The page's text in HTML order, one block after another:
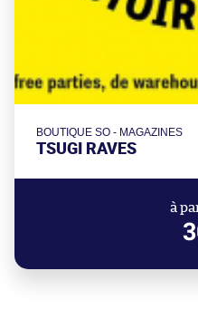
BOUTIQUE SO - MAGAZINES
TSUGI RAVES
à